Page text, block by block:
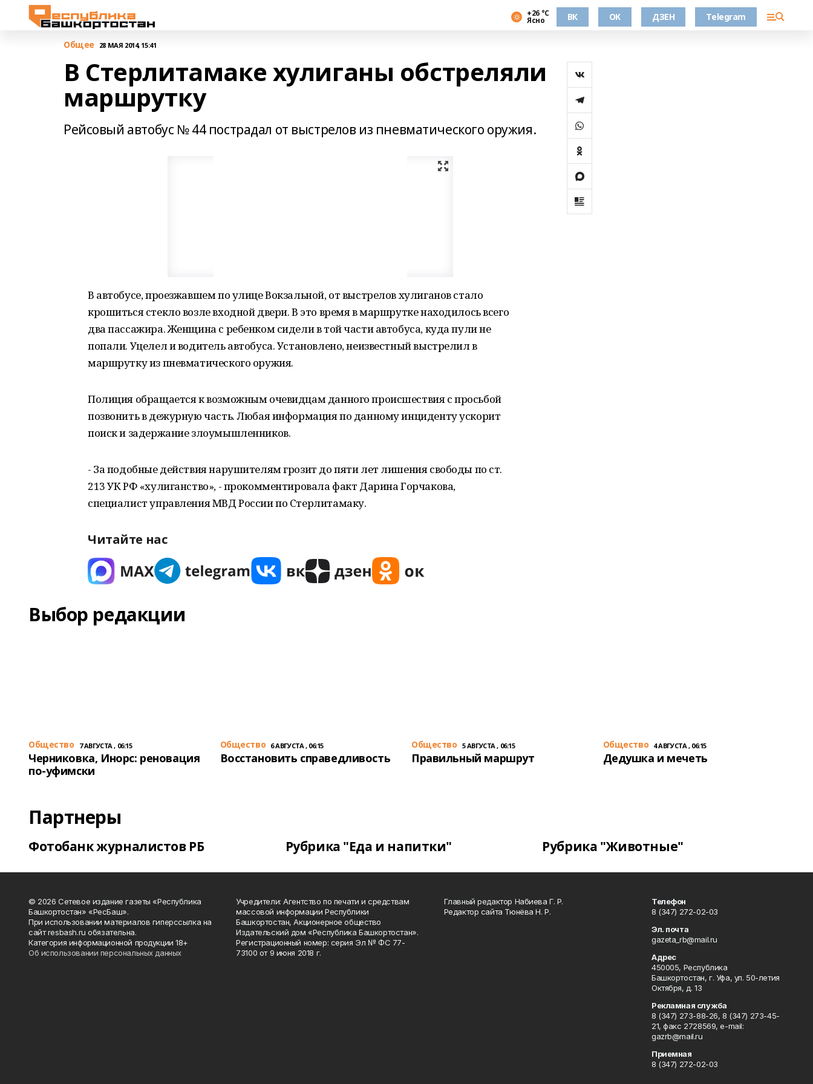
+26 °С
Ясно ВК OK ДЗЕН Telegram
Общее 28 МАЯ 2014, 15:41
В Стерлитамаке хулиганы обстреляли
маршрутку
Рейсовый автобус № 44 пострадал от выстрелов из пневматического оружия.
В автобусе, проезжавшем по улице Вокзальной, от выстрелов хулиганов стало
крошиться стекло возле входной двери. В это время в маршрутке находилось всего
два пассажира. Женщина с ребенком сидели в той части автобуса, куда пули не
попали. Уцелел и водитель автобуса. Установлено, неизвестный выстрелил в
маршрутку из пневматического оружия.
Полиция обращается к возможным очевидцам данного происшествия с просьбой
позвонить в дежурную часть. Любая информация по данному инциденту ускорит
поиск и задержание злоумышленников.
- За подобные действия нарушителям грозит до пяти лет лишения свободы по ст.
213 УК РФ «хулиганство», - прокомментировала факт Дарина Горчакова,
специалист управления МВД России по Стерлитамаку.
Читайте нас
Выбор редакции
Общество 7 АВГУСТА , 06:15
Черниковка, Инорс: реновация
по-уфимски
Общество 6 АВГУСТА , 06:15
Восстановить справедливость
Общество 5 АВГУСТА , 06:15
Правильный маршрут
Общество 4 АВГУСТА , 06:15
Дедушка и мечеть
Партнеры
Фотобанк журналистов РБ Рубрика "Еда и напитки" Рубрика "Животные"
© 2026 Сетевое издание газеты «Республика
Башкортостан» «РесБаш».
При использовании материалов гиперссылка на
сайт resbash.ru обязательна.
Категория информационной продукции 18+
Об использовании персональных данных
Учредители: Агентство по печати и средствам
массовой информации Республики
Башкортостан, Акционерное общество
Издательский дом «Республика Башкортостан».
Регистрационный номер: серия Эл № ФС 77-
73100 от 9 июня 2018 г.
Главный редактор Набиева Г. Р.
Редактор сайта Тюнёва Н. Р.
Телефон
8 (347) 272-02-03
Эл. почта
gazeta_rb@mail.ru
Адрес
450005, Республика
Башкортостан, г. Уфа, ул. 50-летия
Октября, д. 13
Рекламная служба
8 (347) 273-88-26, 8 (347) 273-45-
21, факс 2728569, e-mail:
gazrb@mail.ru
Приемная
8 (347) 272-02-03